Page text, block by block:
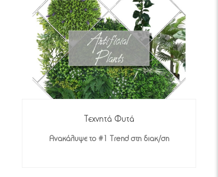
Τεχνητά Φυτά
Top 7 σημεία για τεχνητά φυτά